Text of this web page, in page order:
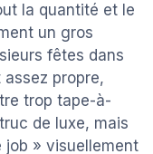
la quantité et le
un gros
fêtes dans
assez propre,
trop tape-à-
de luxe, mais
job » visuellement